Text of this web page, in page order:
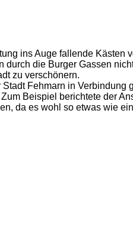
ins Auge fallende Kästen
die Burger Gassen
zu verschönern.
Fehmarn in Verbindung
Beispiel berichtete der
da es wohl so etwas wie